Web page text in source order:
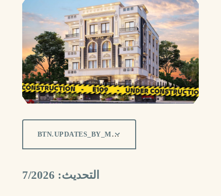
التحديث: 7/2026
BTN.UPDATES_BY_MONTH